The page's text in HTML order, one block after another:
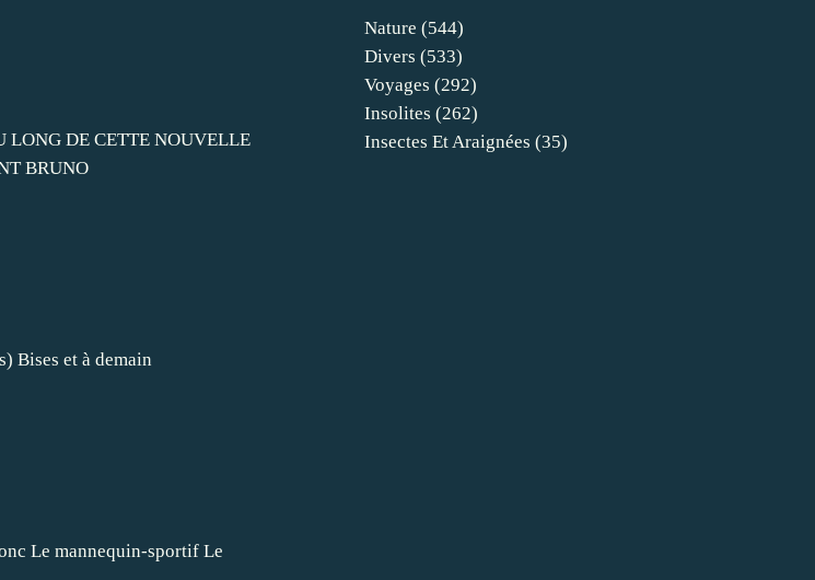
LONG DE CETTE NOUVELLE
BRUNO
Bises et à demain
Le mannequin-sportif Le
Nature (544)
Divers (533)
Voyages (292)
Insolites (262)
Insectes Et Araignées (35)